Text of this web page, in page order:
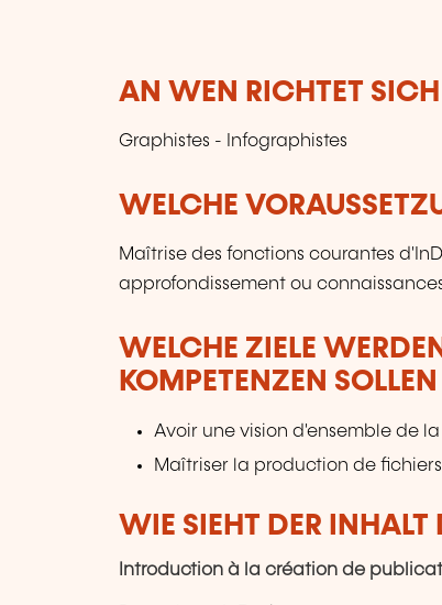
AN WEN RICHTET
Graphistes - Infographistes
WELCHE
Maîtrise des fonctions courantes
approfondissement ou
WELCHE ZIELE
KOMPETENZEN
Avoir une vision d'ensemble de
Maîtriser la production de fichiers
WIE SIEHT DER INHALT
Introduction à la création de